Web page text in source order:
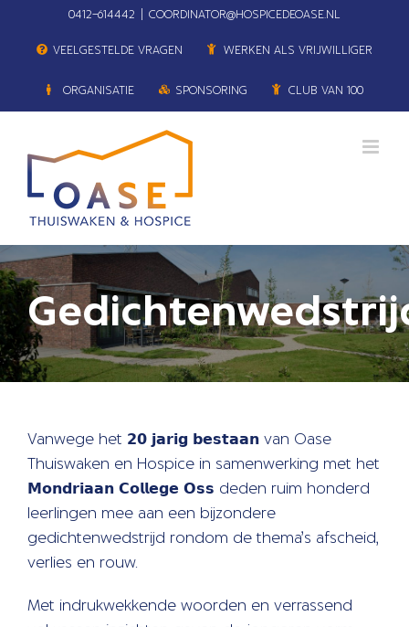
0412–614442 COORDINATOR@HOSPICEDEOASE.NL
VEELGESTELDE VRAGEN WERKEN ALS VRIJWILLIGER
ORGANISATIE SPONSORING CLUB VAN 100
Vanwege het 𝟮𝟬 𝗷𝗮𝗿𝗶𝗴 𝗯𝗲𝘀𝘁𝗮𝗮𝗻 van Oase
Thuiswaken en Hospice in samenwerking met het
𝗠𝗼𝗻𝗱𝗿𝗶𝗮𝗮𝗻 𝗖𝗼𝗹𝗹𝗲𝗴𝗲 𝗢𝘀𝘀 deden ruim honderd
leerlingen mee aan een bijzondere
gedichtenwedstrijd rondom de thema’s afscheid,
verlies en rouw.
Met indrukwekkende woorden en verrassend